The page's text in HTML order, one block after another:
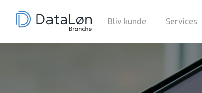
Bliv kunde Services